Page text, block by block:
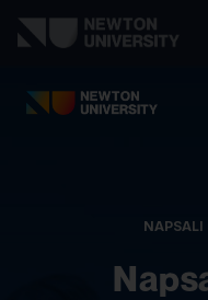
NAPSALI